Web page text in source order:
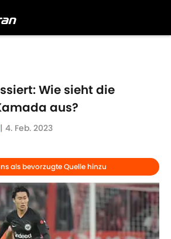
Wie sieht die
aus?
| 4. Feb. 2023
als bevorzugte Quelle hinzu